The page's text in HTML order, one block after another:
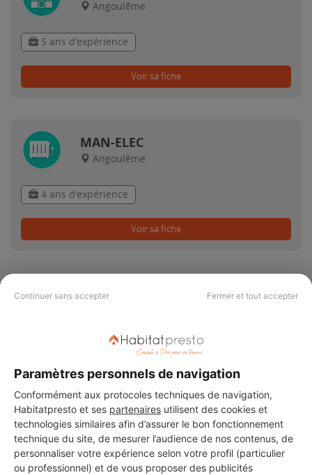
Continuer sans accepter Fermer et tout accepter
Paramètres personnels de navigation
Conformément aux protocoles techniques de navigation,
Habitatpresto et ses partenaires utilisent des cookies et
technologies similaires afin d’assurer le bon fonctionnement
technique du site, de mesurer l’audience de nos contenus, de
personnaliser votre expérience selon votre profil (particulier
ou professionnel) et de vous proposer des publicités
Angoulême
5 ans d'expérience
Voir sa fiche
MAN-ELEC
Angoulême
4 ans d'expérience
Voir sa fiche
PAS LE TEMPS DE
CHERCHER ?
Vous souhaitez réaliser des travaux et ne savez quel professionnel
choisir ? Demandez des devis travaux
auprès de notre réseau de 5 000
professionnels partout en France.